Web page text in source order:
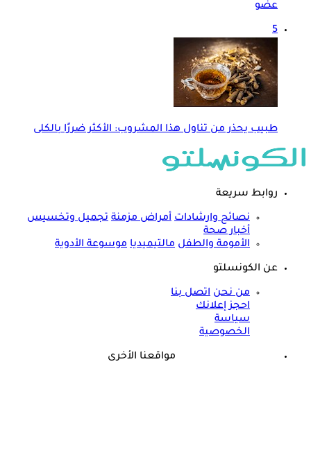
عضو
5
طبيب يحذر من تناول هذا المشروب: الأكثر ضررًا بالكلى
روابط سريعة
نصائح وارشادات أمراض مزمنة تجميل وتخسيس
أخبار صحة
الأمومة والطفل مالتيميديا موسوعة الأدوية
عن الكونسلتو
من نحن اتصل بنا
احجز إعلانك
سياسة
الخصوصية
مواقعنا الأخرى